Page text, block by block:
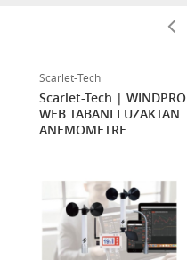
Scarlet-Tech
Scarlet-Tech | WINDPRO
WEB TABANLI UZAKTAN
ANEMOMETRE